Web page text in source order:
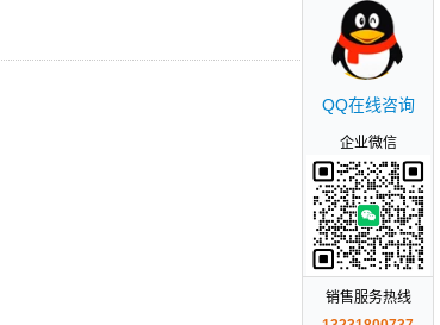
QQ在线咨询
企业微信
销售服务热线